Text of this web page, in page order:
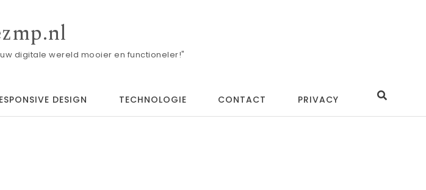
digitale wereld mooier en functioneler!"
DESIGN TECHNOLOGIE CONTACT PRIVACY